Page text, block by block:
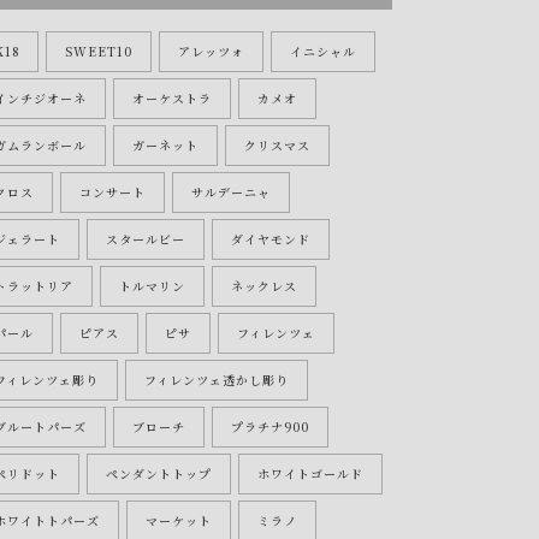
SWEET10 アレッツォ イニシャル
ンチジオーネ オーケストラ カメオ
ムランボール ガーネット クリスマス
ロス コンサート サルデーニャ
ェラート スタールビー ダイヤモンド
ラットリア トルマリン ネックレス
ール ピアス ピサ フィレンツェ
ィレンツェ彫り フィレンツェ透かし彫り
ルートパーズ ブローチ プラチナ900
リドット ペンダントトップ ホワイトゴールド
ワイトトパーズ マーケット ミラノ